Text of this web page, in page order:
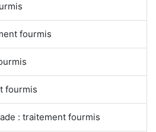
fourmis
fourmis
: traitement fourmis